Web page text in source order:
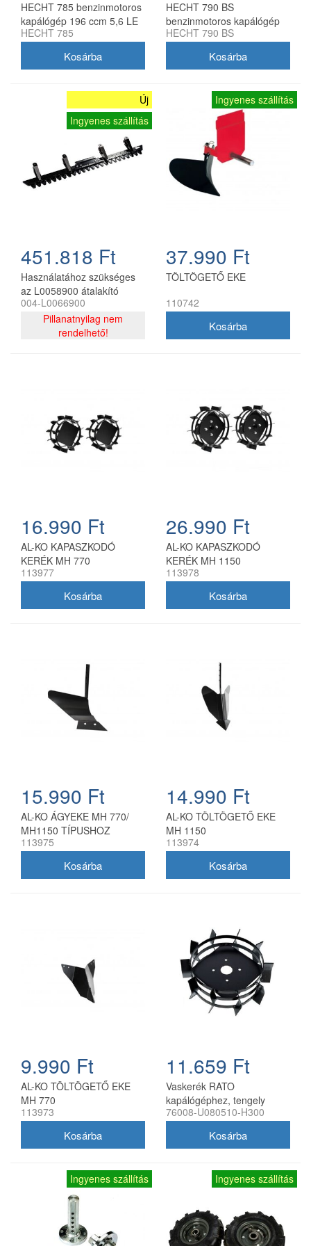
HECHT 785 benzinmotoros
kapálógép 196 ccm 5,6 LE
HECHT 785
HECHT 790 BS
benzinmotoros kapálógép
Briggs & Stratton motorral
HECHT 790 BS
Új
Ingyenes szállítás
451.818 Ft
Használatához szükséges
az L0058900 átalakító
készlet.
004-L0066900
Pillanatnyilag nem
rendelhető!
Ingyenes szállítás
37.990 Ft
TÖLTÖGETŐ EKE
110742
16.990 Ft
AL-KO KAPASZKODÓ
KERÉK MH 770
113977
26.990 Ft
AL-KO KAPASZKODÓ
KERÉK MH 1150
113978
15.990 Ft
AL-KO ÁGYEKE MH 770/
MH1150 TÍPUSHOZ
113975
14.990 Ft
AL-KO TÖLTÖGETŐ EKE
MH 1150
113974
9.990 Ft
AL-KO TÖLTÖGETŐ EKE
MH 770
113973
11.659 Ft
Vaskerék RATO
kapálógéphez, tengely
nélkül
76008-U080510-H300
Ingyenes szállítás Ingyenes szállítás